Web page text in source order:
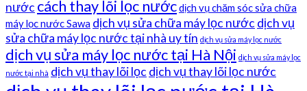
nước cách thay lõi lọc nướcdịch vụ chăm sóc sửa chữa
máy lọc nước Sawa dịch vụ sửa chữa máy lọc nước dịch vụ
sửa chữa máy lọc nước tại nhà uy tín dịch vụ sửa máy lọc nước
dịch vụ sửa máy lọc nước tại Hà Nội dịch vụ sửa máy lọc
nước tại nhà dịch vụ thay lõi lọc dịch vụ thay lõi lọc nước